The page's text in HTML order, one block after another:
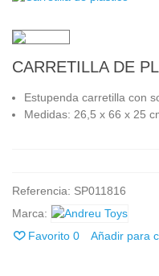
CARRETILLA DE
Estupenda carretilla con
Medidas: 26,5 x 66 x 25
Referencia: SP011816
Marca:
Favorito 0 Añadir para